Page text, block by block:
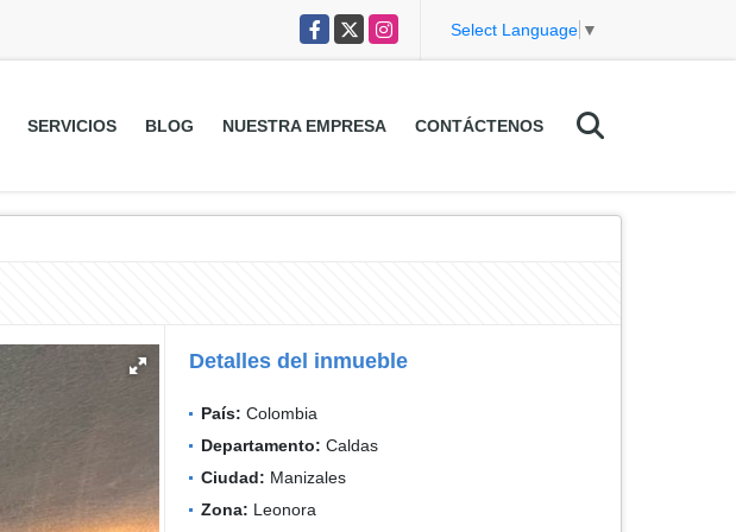
Facebook
X Instagram Select Language ▼
SERVICIOS BLOG NUESTRA EMPRESA CONTÁCTENOS
Detalles del inmueble
País: Colombia
Departamento: Caldas
Ciudad: Manizales
Zona: Leonora